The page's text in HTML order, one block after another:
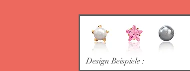
Design Beispiele :